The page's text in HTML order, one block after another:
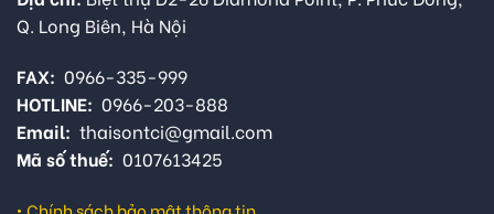
Q. Long Biên, Hà Nội
FAX: 0966-335-999
HOTLINE: 0966-203-888
Email: thaisontci@gmail.com
Mã số thuế: 0107613425
• Chính sách bảo mật thông tin